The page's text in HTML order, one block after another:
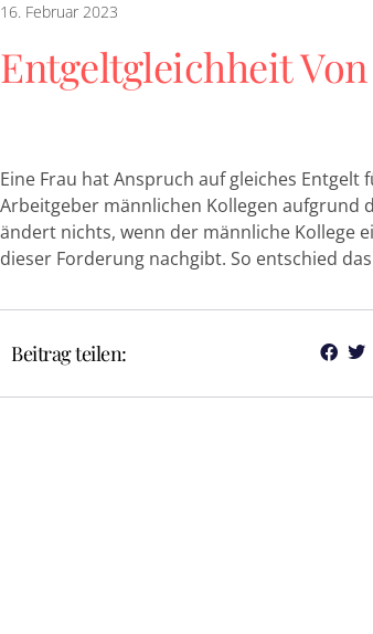
16. Februar 2023
Entgeltgleichheit
Eine Frau hat Anspruch auf gleiches
Arbeitgeber männlichen Kollegen aufgrund
ändert nichts, wenn der männliche Kollege
dieser Forderung nachgibt. So entschied das
Beitrag teilen: